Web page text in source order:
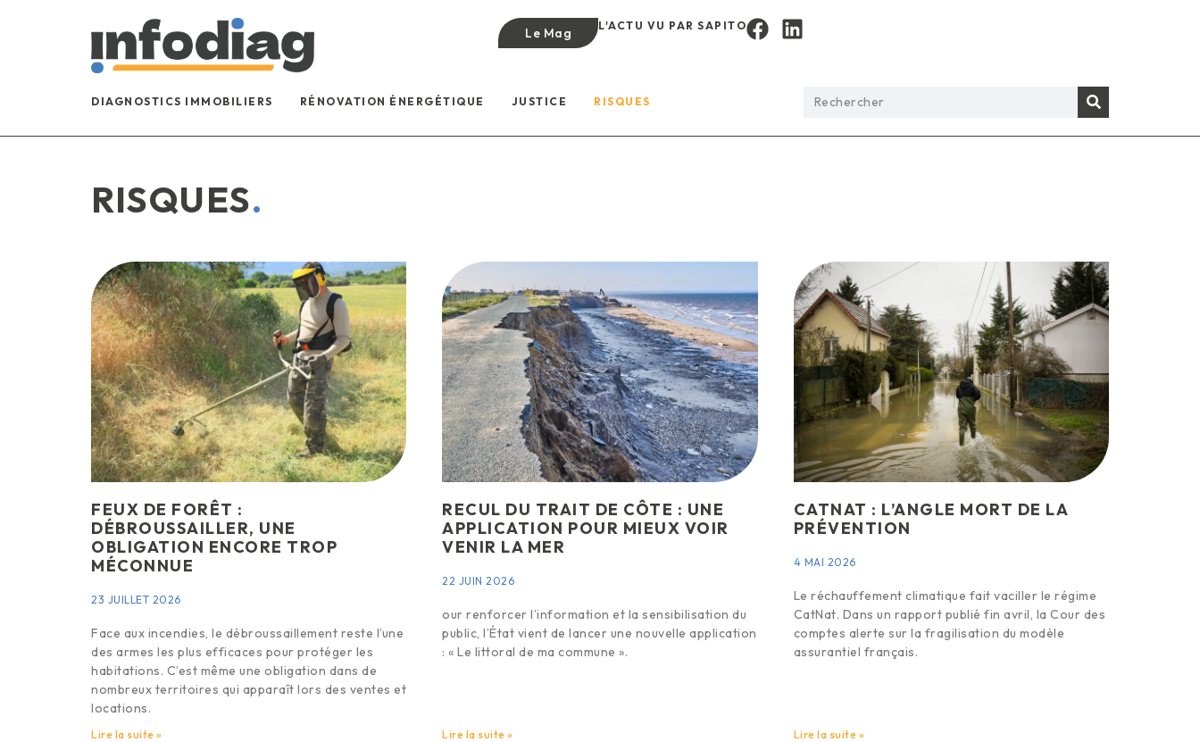
Le Mag L'ACTU VU PAR SAPITO
DIAGNOSTICS IMMOBILIERS RÉNOVATION ÉNERGÉTIQUE JUSTICE RISQUES
RISQUES.
FEUX DE FORÊT :
DÉBROUSSAILLER, UNE
OBLIGATION ENCORE TROP
MÉCONNUE
23 JUILLET 2026
Face aux incendies, le débroussaillement reste l’une
des armes les plus efficaces pour protéger les
habitations. C’est même une obligation dans de
nombreux territoires qui apparaît lors des ventes et
locations.
Lire la suite »
RECUL DU TRAIT DE CÔTE : UNE
APPLICATION POUR MIEUX VOIR
VENIR LA MER
22 JUIN 2026
our renforcer l’information et la sensibilisation du
public, l’État vient de lancer une nouvelle application
: « Le littoral de ma commune ».
Lire la suite »
CATNAT : L’ANGLE MORT DE LA
PRÉVENTION
4 MAI 2026
Le réchauffement climatique fait vaciller le régime
CatNat. Dans un rapport publié fin avril, la Cour des
comptes alerte sur la fragilisation du modèle
assurantiel français.
Lire la suite »